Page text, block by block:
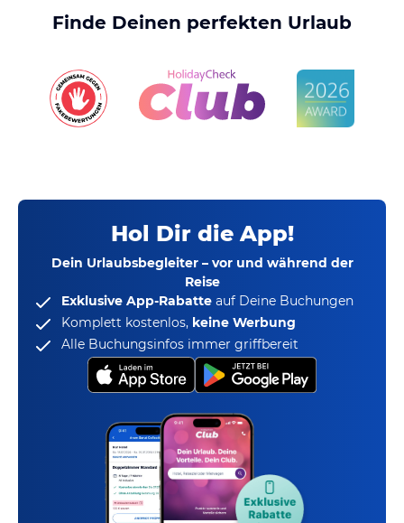
Finde Deinen perfekten Urlaub
Hol Dir die App!
Dein Urlaubsbegleiter – vor und während der
Reise
Exklusive App-Rabatte auf Deine Buchungen
Komplett kostenlos, keine Werbung
Alle Buchungsinfos immer griffbereit